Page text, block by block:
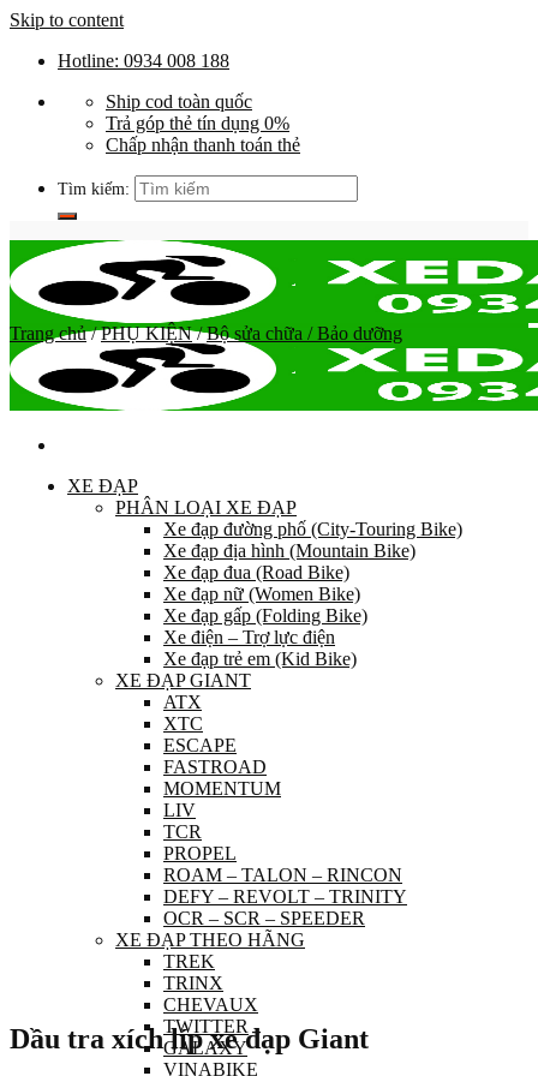
Skip to content
Hotline: 0934 008 188
Ship cod toàn quốc
Trả góp thẻ tín dụng 0%
Chấp nhận thanh toán thẻ
Tìm kiếm:
XE ĐẠP
PHÂN LOẠI XE ĐẠP
Xe đạp đường phố (City-Touring Bike)
Xe đạp địa hình (Mountain Bike)
Xe đạp đua (Road Bike)
Xe đạp nữ (Women Bike)
Xe đạp gấp (Folding Bike)
Xe điện – Trợ lực điện
Xe đạp trẻ em (Kid Bike)
XE ĐẠP GIANT
ATX
XTC
ESCAPE
FASTROAD
MOMENTUM
LIV
TCR
PROPEL
ROAM – TALON – RINCON
DEFY – REVOLT – TRINITY
OCR – SCR – SPEEDER
XE ĐẠP THEO HÃNG
TREK
TRINX
CHEVAUX
TWITTER
GALAXY
VINABIKE
Trang chủ / PHỤ KIỆN / Bộ sửa chữa / Bảo dưỡng
Dầu tra xích líp xe đạp Giant